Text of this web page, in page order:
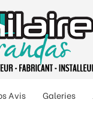
Avis Galeries